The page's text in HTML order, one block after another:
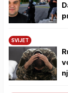
SVIJET